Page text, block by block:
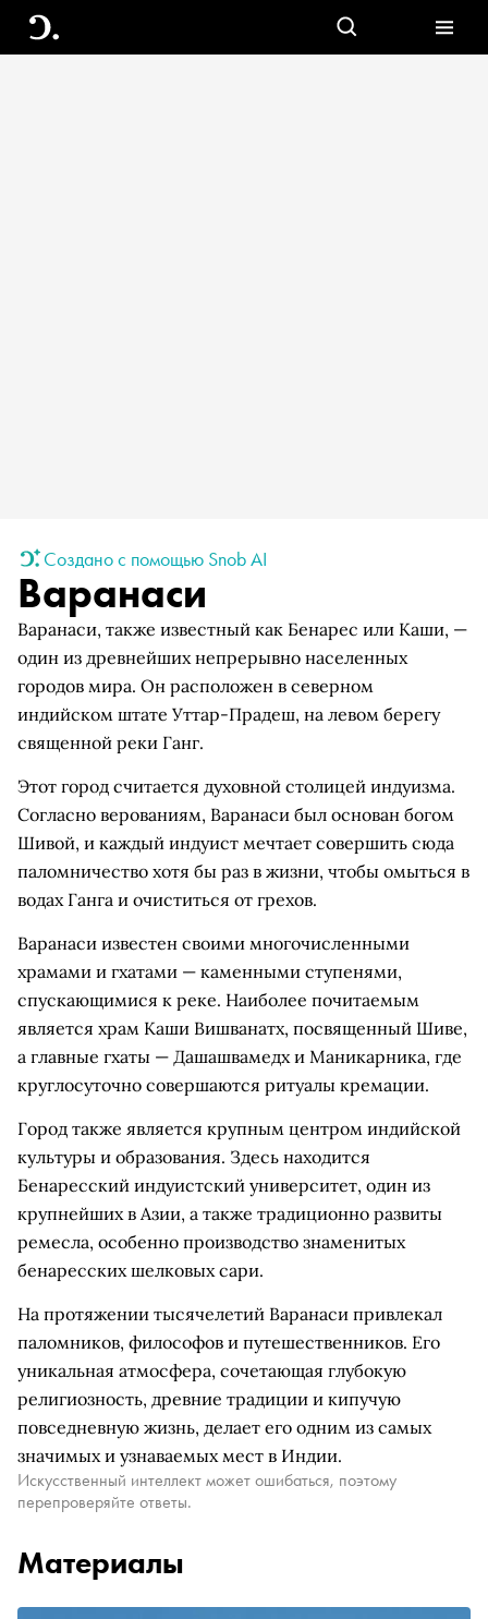
Создано с помощью Snob AI
Варанаси
Варанаси, также известный как Бенарес или Каши, —
один из древнейших непрерывно населенных
городов мира. Он расположен в северном
индийском штате Уттар-Прадеш, на левом берегу
священной реки Ганг.
Этот город считается духовной столицей индуизма.
Согласно верованиям, Варанаси был основан богом
Шивой, и каждый индуист мечтает совершить сюда
паломничество хотя бы раз в жизни, чтобы омыться в
водах Ганга и очиститься от грехов.
Варанаси известен своими многочисленными
храмами и гхатами — каменными ступенями,
спускающимися к реке. Наиболее почитаемым
является храм Каши Вишванатх, посвященный Шиве,
а главные гхаты — Дашашвамедх и Маникарника, где
круглосуточно совершаются ритуалы кремации.
Город также является крупным центром индийской
культуры и образования. Здесь находится
Бенаресский индуистский университет, один из
крупнейших в Азии, а также традиционно развиты
ремесла, особенно производство знаменитых
бенаресских шелковых сари.
На протяжении тысячелетий Варанаси привлекал
паломников, философов и путешественников. Его
уникальная атмосфера, сочетающая глубокую
религиозность, древние традиции и кипучую
повседневную жизнь, делает его одним из самых
значимых и узнаваемых мест в Индии.
Искусственный интеллект может ошибаться, поэтому
перепроверяйте ответы.
Материалы